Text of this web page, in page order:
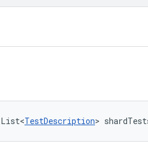
TestDescription>